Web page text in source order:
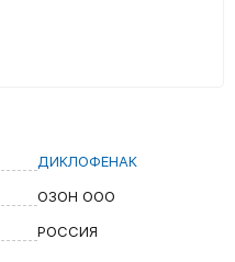
ДИКЛОФЕНАК
ОЗОН ООО
РОССИЯ